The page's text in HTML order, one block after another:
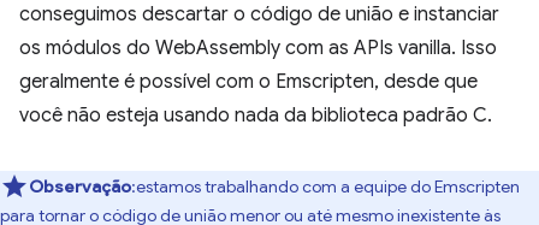
conseguimos descartar o código de união e instanciar
os módulos do WebAssembly com as APIs vanilla. Isso
geralmente é possível com o Emscripten, desde que
você não esteja usando nada da biblioteca padrão C.
Observação:estamos trabalhando com a equipe do Emscripten
para tornar o código de união menor ou até mesmo inexistente às